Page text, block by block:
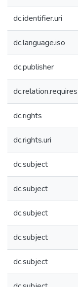
dc.identifier.uri
dc.language.iso
dc.publisher
dc.relation.requires
dc.rights
dc.rights.uri
dc.subject
dc.subject
dc.subject
dc.subject
dc.subject